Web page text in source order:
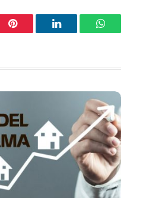
Pinterest LinkedIn WhatsApp